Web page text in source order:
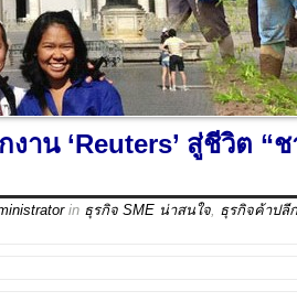
าน ‘Reuters’ สู่ชีวิต “ช
in ธุรกิจ SME น่าสนใจ ธุรกิจค้าปลีก